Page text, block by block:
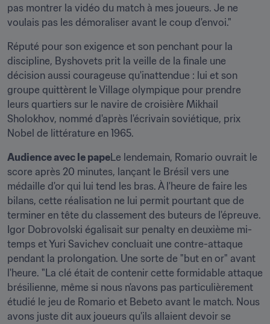
pas montrer la vidéo du match à mes joueurs. Je ne
voulais pas les démoraliser avant le coup d'envoi."
Réputé pour son exigence et son penchant pour la
discipline, Byshovets prit la veille de la finale une
décision aussi courageuse qu'inattendue : lui et son
groupe quittèrent le Village olympique pour prendre
leurs quartiers sur le navire de croisière Mikhail
Sholokhov, nommé d'après l'écrivain soviétique, prix
Nobel de littérature en 1965.
Audience avec le papeLe lendemain, Romario ouvrait le
score après 20 minutes, lançant le Brésil vers une
médaille d'or qui lui tend les bras. À l'heure de faire les
bilans, cette réalisation ne lui permit pourtant que de
terminer en tête du classement des buteurs de l'épreuve.
Igor Dobrovolski égalisait sur penalty en deuxième mi-
temps et Yuri Savichev concluait une contre-attaque
pendant la prolongation. Une sorte de "but en or" avant
l'heure. "La clé était de contenir cette formidable attaque
brésilienne, même si nous n'avons pas particulièrement
étudié le jeu de Romario et Bebeto avant le match. Nous
avons juste dit aux joueurs qu'ils allaient devoir se